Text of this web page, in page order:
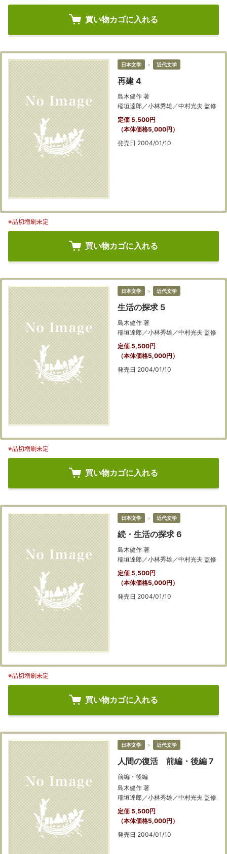
買い物カゴに入れる
日本文学 ＞ 近代文学
再建 4
島木健作 著
稲垣達郎／小林秀雄／中村光夫 監修
定価 5,500円
（本体価格5,000円）
発売日 2004/01/10
※品切増刷未定
買い物カゴに入れる
日本文学 ＞ 近代文学
生活の探求 5
島木健作 著
稲垣達郎／小林秀雄／中村光夫 監修
定価 5,500円
（本体価格5,000円）
発売日 2004/01/10
※品切増刷未定
買い物カゴに入れる
日本文学 ＞ 近代文学
続・生活の探求 6
島木健作 著
稲垣達郎／小林秀雄／中村光夫 監修
定価 5,500円
（本体価格5,000円）
発売日 2004/01/10
※品切増刷未定
買い物カゴに入れる
日本文学 ＞ 近代文学
人間の復活 前編・後編 7
前編・後編
島木健作 著
稲垣達郎／小林秀雄／中村光夫 監修
定価 5,500円
（本体価格5,000円）
発売日 2004/01/10